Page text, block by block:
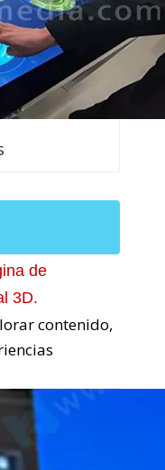
de
3D.
contenido,